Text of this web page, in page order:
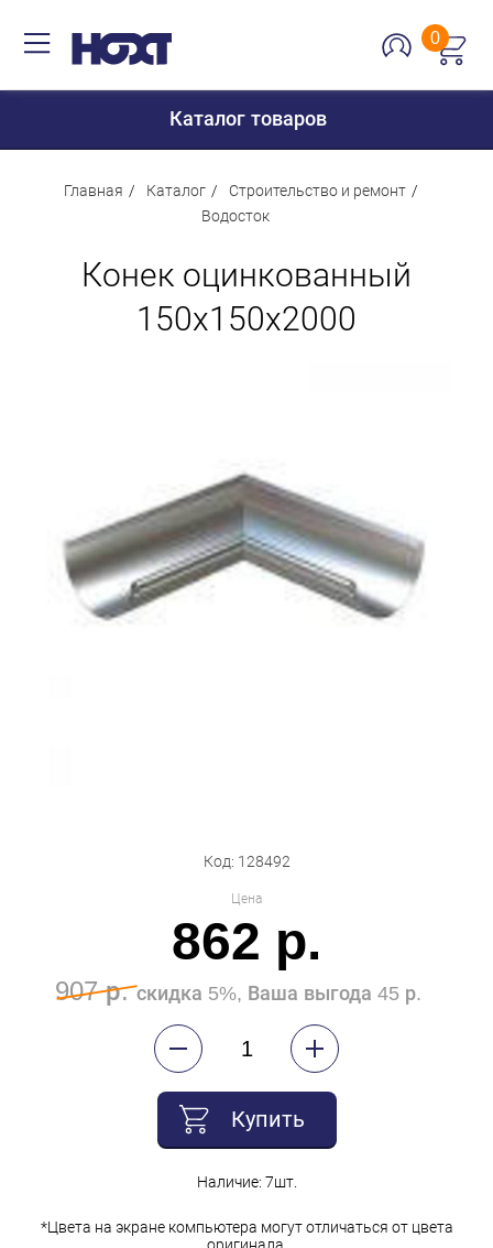
0
Каталог товаров
Для кухни
Бытовая техника
Обувь для дома и дачи
Главная Каталог
Строительство и ремонт
Водосток
Конек оцинкованный
150х150х2000
Код: 128492
Цена
862 р.
907 р.скидка 5%, Ваша выгода 45 р.
Купить
Наличие: 7шт.
*Цвета на экране компьютера могут отличаться от цвета